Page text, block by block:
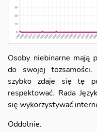
Osoby niebinarne mają
do swojej tożsamości.
szybko zdaje się tę
respektować. Rada
się wykorzystywać
Oddolnie.